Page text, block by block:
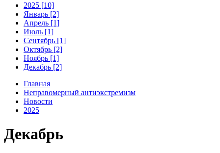
2025 [10]
Январь [2]
Апрель [1]
Июль [1]
Сентябрь [1]
Октябрь [2]
Ноябрь [1]
Декабрь [2]
Главная
Неправомерный антиэкстремизм
Новости
2025
Декабрь